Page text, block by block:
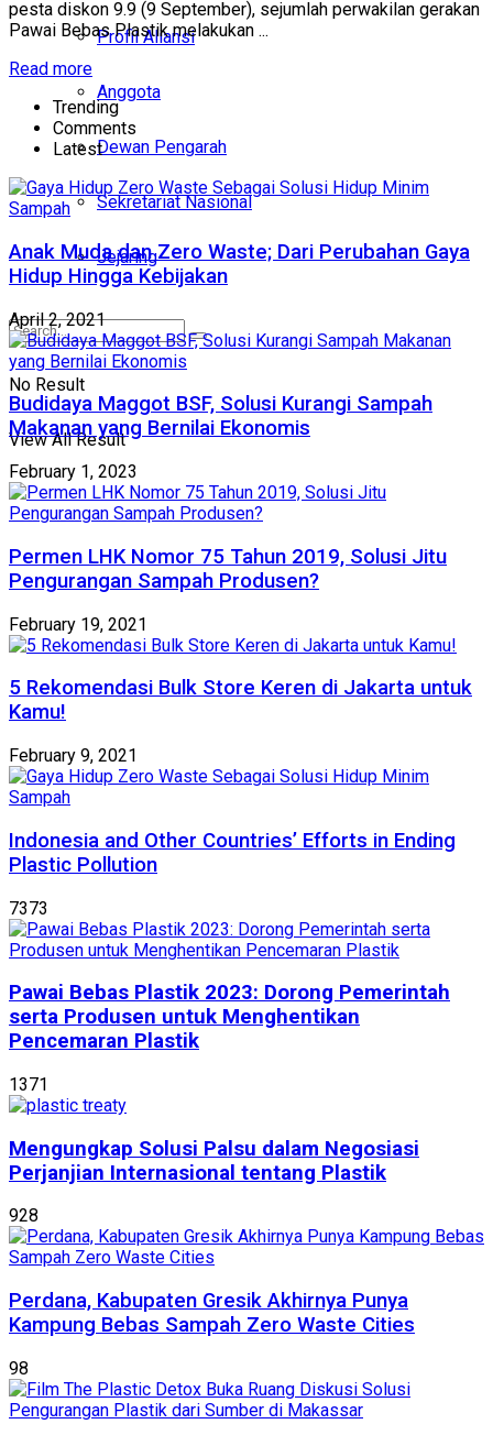
Profil Aliansi
Anggota
Dewan Pengarah
Sekretariat Nasional
Jejaring
No Result
View All Result
pesta diskon 9.9 (9 September), sejumlah perwakilan gerakan
Pawai Bebas Plastik melakukan ...
Read more
Trending
Comments
Latest
Anak Muda dan Zero Waste; Dari Perubahan Gaya
Hidup Hingga Kebijakan
April 2, 2021
Budidaya Maggot BSF, Solusi Kurangi Sampah
Makanan yang Bernilai Ekonomis
February 1, 2023
Permen LHK Nomor 75 Tahun 2019, Solusi Jitu
Pengurangan Sampah Produsen?
February 19, 2021
5 Rekomendasi Bulk Store Keren di Jakarta untuk
Kamu!
February 9, 2021
Indonesia and Other Countries’ Efforts in Ending
Plastic Pollution
7373
Pawai Bebas Plastik 2023: Dorong Pemerintah
serta Produsen untuk Menghentikan
Pencemaran Plastik
1371
Mengungkap Solusi Palsu dalam Negosiasi
Perjanjian Internasional tentang Plastik
928
Perdana, Kabupaten Gresik Akhirnya Punya
Kampung Bebas Sampah Zero Waste Cities
98